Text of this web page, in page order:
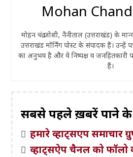
Mohan
मोहन चंद्र जोशी, नैनीताल (उत्तराखंड) के
उत्तराखंड मॉर्निंग पोस्ट के संपादक हैं। उन्हें
का अनुभव है और वे निष्पक्ष व जनहितकारी
हैं।
सबसे पहले ख़बरें पाने के
हमारे व्हाट्सएप समाचार
व्हाट्सऐप चैनल को फॉलो